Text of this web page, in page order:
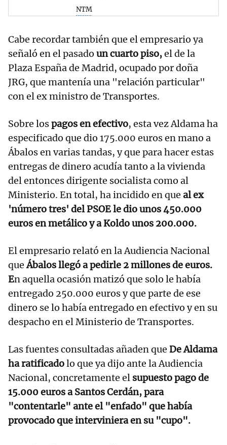
NTM
Cabe recordar también que el empresario ya
señaló en el pasado un cuarto piso,el de la
Plaza España de Madrid, ocupado por doña
JRG, que mantenía una "relación particular"
con el ex ministro de Transportes.
Sobre lospagos en efectivo, esta vez Aldama ha
especificado que dio 175.000 euros en mano a
Ábalos en varias tandas, y que para hacer estas
entregas de dinero acudía tanto a la vivienda
del entonces dirigente socialista como al
Ministerio. En total, ha incidido en que al ex
'número tres' del PSOE le dio unos 450.000
euros en metálico y a Koldo unos 200.000.
El empresario relató en la Audiencia Nacional
queÁbalos llegó a pedirle 2 millones de euros.
En aquella ocasión matizó que solo le había
entregado 250.000 euros y que parte de ese
dinero se lo había entregado en efectivo y en su
despacho en el Ministerio de Transportes.
Las fuentes consultadas añaden que De Aldama
ha ratificadolo que ya dijo ante la Audiencia
Nacional, concretamente el supuesto pago de
15.000 euros a Santos Cerdán, para
"contentarle" ante el "enfado" que había
provocado que interviniera en su "cupo".